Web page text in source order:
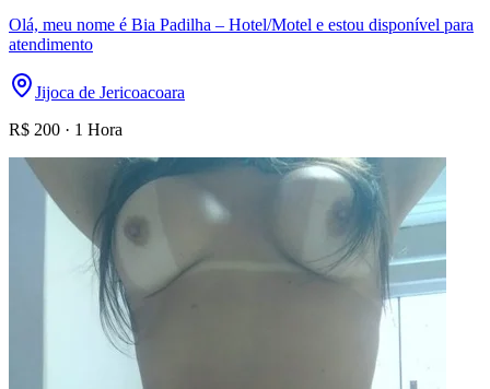
Olá, meu nome é Bia Padilha – Hotel/Motel e estou disponível para
atendimento
Jijoca de Jericoacoara
R$ 200 · 1 Hora